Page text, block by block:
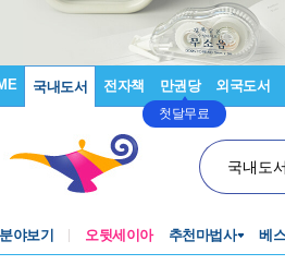
국내도서 전자책 만권당
첫달무료
외국도서
국내도
분야보기 오뒷세이아 추천마법사 베